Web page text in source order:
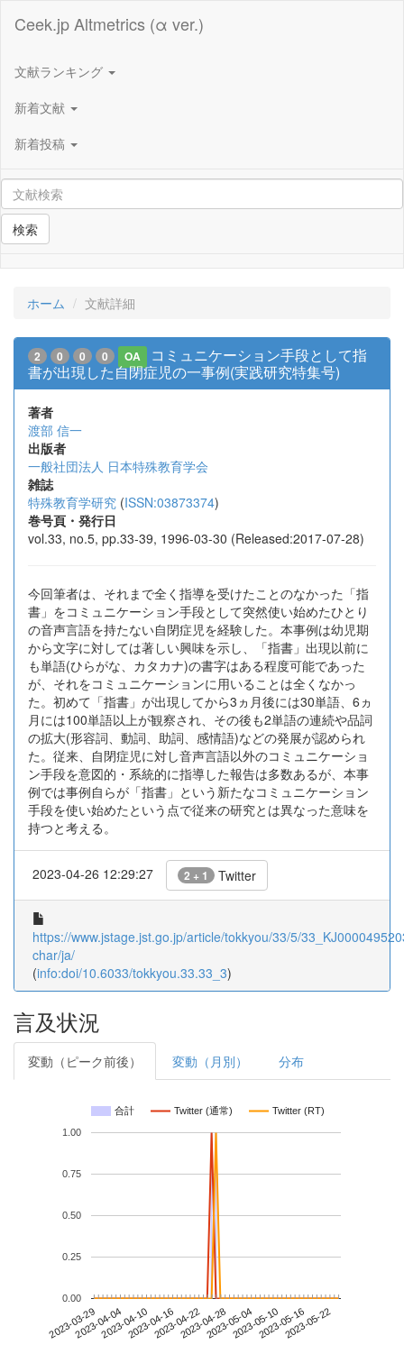
Ceek.jp Altmetrics (α ver.)
文献ランキング
新着文献
新着投稿
検索
ホーム 文献詳細
2 0 0 0 OA
コミュニケーション手段として指
書が出現した自閉症児の一事例(実践研究特集号)
著者
渡部 信一
出版者
一般社団法人 日本特殊教育学会
雑誌
特殊教育学研究 (ISSN:03873374)
巻号頁・発行日
vol.33, no.5, pp.33-39, 1996-03-30 (Released:2017-07-28)
今回筆者は、それまで全く指導を受けたことのなかった「指
書」をコミュニケーション手段として突然使い始めたひとり
の音声言語を持たない自閉症児を経験した。本事例は幼児期
から文字に対しては著しい興味を示し、「指書」出現以前に
も単語(ひらがな、カタカナ)の書字はある程度可能であった
が、それをコミュニケーションに用いることは全くなかっ
た。初めて「指書」が出現してから3ヵ月後には30単語、6ヵ
月には100単語以上が観察され、その後も2単語の連続や品詞
の拡大(形容詞、動詞、助詞、感情語)などの発展が認められ
た。従来、自閉症児に対し音声言語以外のコミュニケーショ
ン手段を意図的・系統的に指導した報告は多数あるが、本事
例では事例自らが「指書」という新たなコミュニケーション
手段を使い始めたという点で従来の研究とは異なった意味を
持つと考える。
2023-04-26 12:29:27 2 + 1 Twitter
https://www.jstage.jst.go.jp/article/tokkyou/33/5/
char/ja/
(info:doi/10.6033/tokkyou.33.33_3)
言及状況
変動（ピーク前後） 変動（月別） 分布
合計 Twitter (通常) Twitter (RT)
2023-03-292023-04-042023-04-102023-04-162023-04-222023-04-282023-05-042023-05-102023-05-162023-05-22
0.00
0.25
0.50
0.75
1.00